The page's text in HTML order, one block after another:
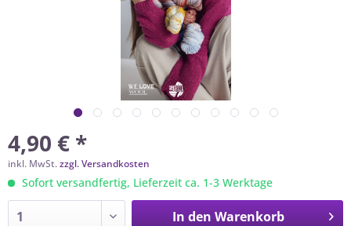
4,90 € *
inkl. MwSt.zzgl. Versandkosten
Sofort versandfertig, Lieferzeit ca. 1-3 Werktage
In den Warenkorb